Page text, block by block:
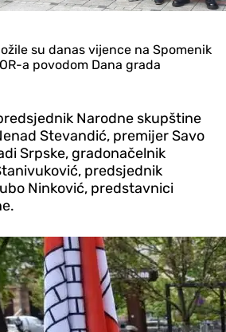
su danas vijence na Spomenik
a povodom Dana grada
Narodne skupštine
Stevandić, premijer Savo
Srpske, gradonačelnik
predsjednik
Ninković, predstavnici